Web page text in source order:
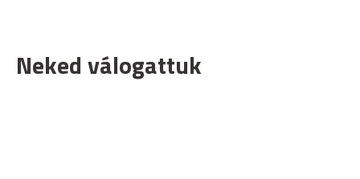
Neked válogattuk